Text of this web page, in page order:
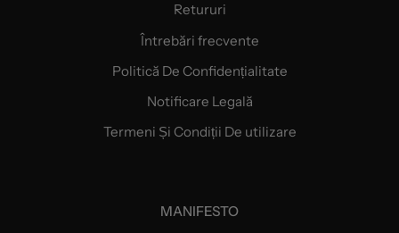
Retururi
Întrebări frecvente
Politică De Confidențialitate
Notificare Legală
Termeni Și Condiții De utilizare
MANIFESTO